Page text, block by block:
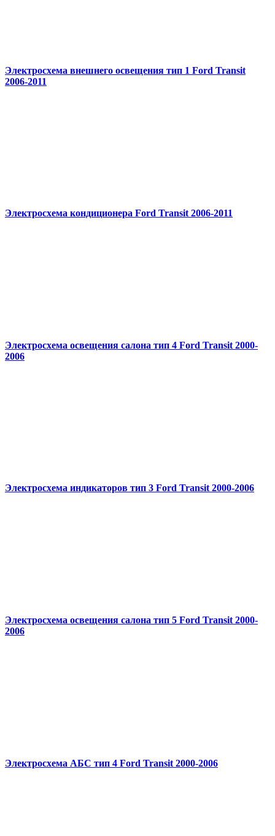
Электросхема внешнего освещения тип 1 Ford Transit
2006-2011
Электросхема кондиционера Ford Transit 2006-2011
Электросхема освещения салона тип 4 Ford Transit 2000-
2006
Электросхема индикаторов тип 3 Ford Transit 2000-2006
Электросхема освещения салона тип 5 Ford Transit 2000-
2006
Электросхема АБС тип 4 Ford Transit 2000-2006